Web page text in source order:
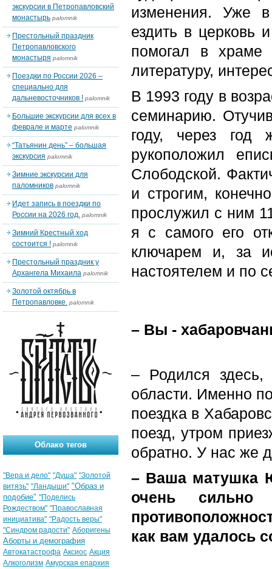
изменения. Уже
ездить в церковь
помогал в храме
литературу,
В 1993 году в
семинарию.
году, через год
рукоположил
Слободской.
и строгим,
прослужил с ним
я с самого его
ключарем и, за
настоятелем и по
– Вы -
– Родился здесь,
области. Именно
поездка в
поезд, утром
обратно. У нас же
– Ваша матушка
очень
как вам удалось
экскурсии в Петропавловский
монастырь palomnik
Престольный праздник
Петропавловского
монастыря palomnik
Поездки по России 2026 –
специально для
дальневосточников ! palomnik
Большие экскурсии для всех в
феврале и марте palomnik
“Татьянин день” – большая
экскурсия palomnik
Зимние экскурсии для
паломников palomnik
Идет запись в поездки по
России на 2026 год. palomnik
Зимний Крестный ход
состоится ! palomnik
Престольный праздник у
Архангела Михаила palomnik
Золотой октябрь в
Петропавловке. palomnik
Облако тегов
"Вера и дело" "Душа" "Золотой
витязь" "Ландыши" "Образ и
подобие" "Поделись
Рождеством" "Православная
инициатива" "Радость веры"
"Синдром радости" Аборигены
Аборты и демография
Автокатастрофа Аксиос Акция
Алкоголизм Амурская епархия